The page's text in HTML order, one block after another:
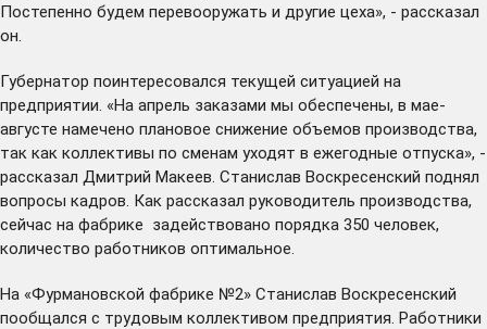
Постепенно будем перевооружать и другие цеха», - рассказал
он.
Губернатор поинтересовался текущей ситуацией на
предприятии. «На апрель заказами мы обеспечены, в мае-
августе намечено плановое снижение объемов производства,
так как коллективы по сменам уходят в ежегодные отпуска», -
рассказал Дмитрий Макеев. Станислав Воскресенский поднял
вопросы кадров. Как рассказал руководитель производства,
сейчас на фабрике задействовано порядка 350 человек,
количество работников оптимальное.
На «Фурмановской фабрике №2» Станислав Воскресенский
пообщался с трудовым коллективом предприятия. Работники